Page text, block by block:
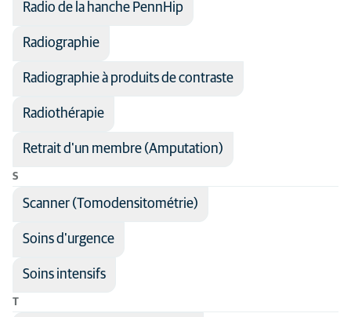
Radio de la hanche PennHip
Radiographie
Radiographie à produits de contraste
Radiothérapie
Retrait d'un membre (Amputation)
S
Scanner (Tomodensitométrie)
Soins d'urgence
Soins intensifs
T